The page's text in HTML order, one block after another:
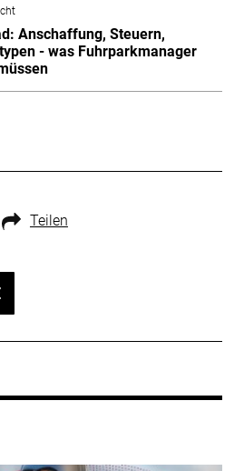
Anschaffung, Steuern,
- was Fuhrparkmanager
Teilen